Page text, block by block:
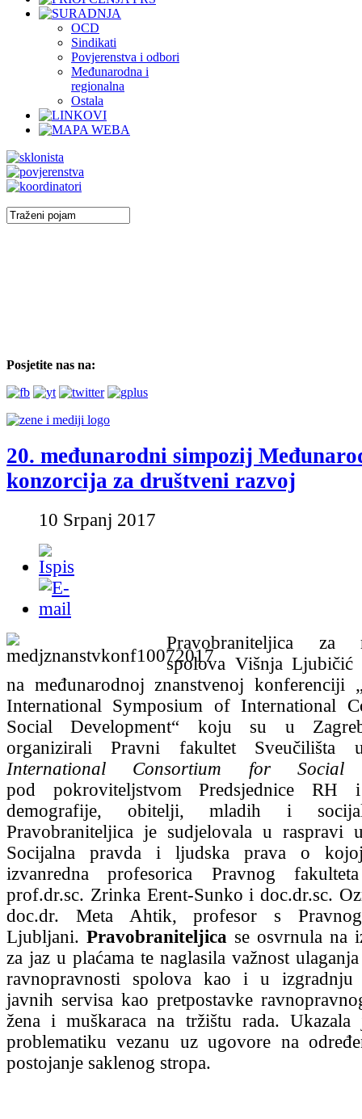
OCD
Sindikati
Povjerenstva i odbori
Međunarodna i
regionalna
Ostala
Posjetite nas na:
20. međunarodni simpozij
konzorcija za društveni razvoj
10 Srpanj 2017
Pravobraniteljica za
spolova Višnja Ljubičić
na međunarodnoj znanstvenoj konferenciji
International Symposium of International
Social Development“ koju su u
organizirali Pravni fakultet
International Consortium for Social
pod pokroviteljstvom Predsjednice RH
demografije, obitelji, mladih i
Pravobraniteljica je sudjelovala u raspravi
Socijalna pravda i ljudska prava o
izvanredna profesorica Pravnog
prof.dr.sc. Zrinka Erent-Sunko i doc.dr.sc.
doc.dr. Meta Ahtik, profesor s
Ljubljani. Pravobraniteljica se osvrnula na
za jaz u plaćama te naglasila važnost
ravnopravnosti spolova kao i u izgradnju
javnih servisa kao pretpostavke
žena i muškaraca na tržištu rada.
problematiku vezanu uz ugovore na
postojanje saklenog stropa.